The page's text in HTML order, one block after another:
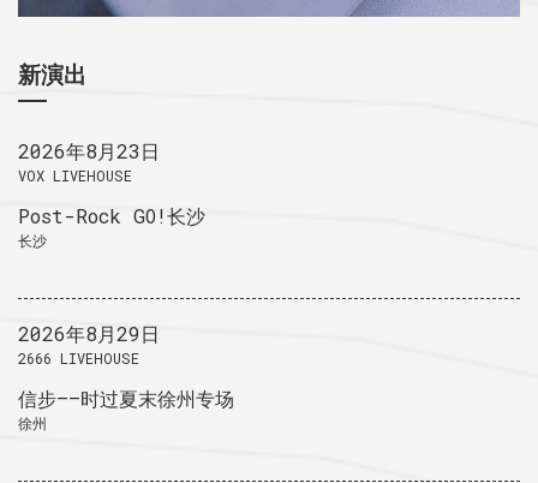
新演出
2026年8月23日
VOX LIVEHOUSE
Post-Rock GO!长沙
长沙
2026年8月29日
2666 LIVEHOUSE
信步——时过夏末徐州专场
徐州